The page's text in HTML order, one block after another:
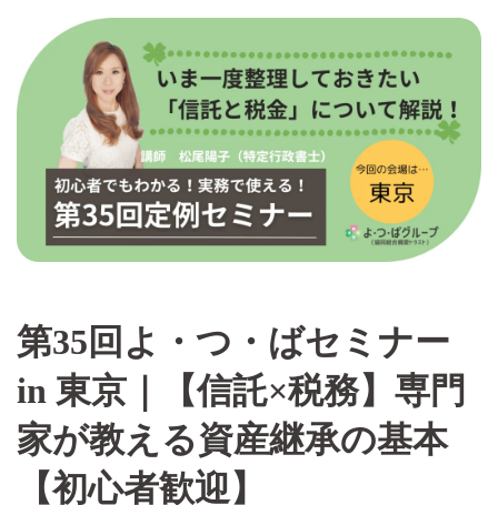
第35回よ・つ・ばセミナー
in 東京｜【信託×税務】専門
家が教える資産継承の基本
【初心者歓迎】